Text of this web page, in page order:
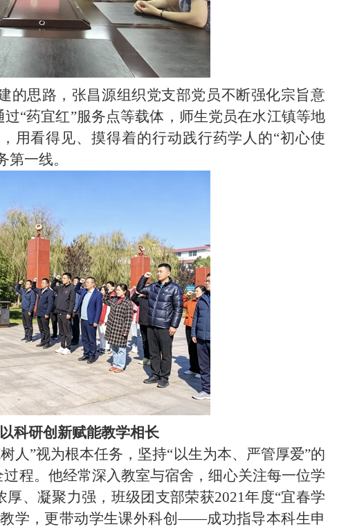
的思路，张昌源组织党支部党员不断强化宗旨意
“药宜红”服务点等载体，师生党员在水江镇等地
用看得见、摸得着的行动践行药学人的“初心使
一线。
以科研创新赋能教学相长
人”视为根本任务，坚持“以生为本、严管厚爱”的
程。他经常深入教室与宿舍，细心关注每一位学
、凝聚力强，班级团支部荣获2021年度“宜春学
学，更带动学生课外科创——成功指导本科生申